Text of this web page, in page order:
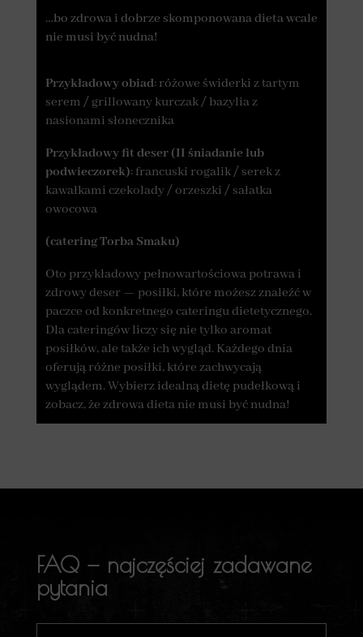
…bo zdrowa i dobrze skomponowana dieta wcale
nie musi być nudna!
Przykładowy obiad: różowe świderki z tartym
serem / grillowany kurczak / bazylia z
nasionami słonecznika
Przykładowy fit deser (II śniadanie lub
podwieczorek): francuski rogalik / serek z
kawałkami czekolady / orzeszki / sałatka
owocowa
(catering Torba Smaku)
Oto przykładowy pełnowartościowa potrawa i
zdrowy deser — posiłki, które możesz znaleźć w
paczce od konkretnego cateringu dietetycznego.
Dla cateringów liczy się nie tylko aromat
posiłków, ale także ich wygląd. Każdego dnia
oferują różne posiłki, które zachwycają
wyglądem. Wybierz idealną dietę pudełkową i
zobacz, że zdrowa dieta nie musi być nudna!
FAQ — najczęściej zadawane
pytania